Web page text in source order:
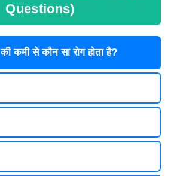
Questions)
कमी से कौन सा रोग होता है?